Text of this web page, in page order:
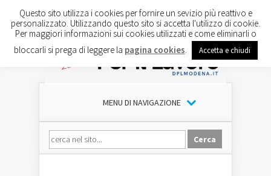
MENU DI NAVIGAZIONE
Questo sito utilizza i cookies per fornire un sevizio più reattivo e
personalizzato. Utilizzando questo sito si accetta l'utilizzo di cookie.
Per maggiori informazioni sui cookies utilizzati e come eliminarli o
bloccarli si prega di leggere la pagina cookies Accetta e chiudi